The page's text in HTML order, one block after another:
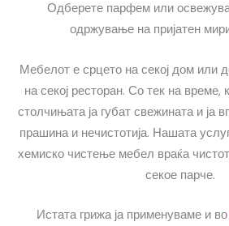
Одберете парфем или
одржување на пријатен
Мебелот е срцето на секој дом или
на секој ресторан. Со тек на време,
столчињата ја губат свежината и ја
прашина и нечистотија. Нашата
хемиско чистење мебел враќа
секое парче.
Истата грижа ја применуваме и во